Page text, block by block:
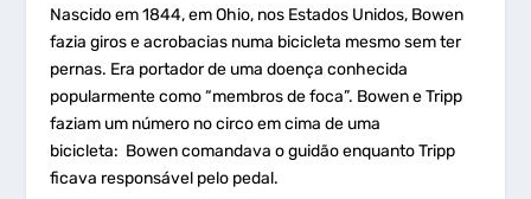
Nascido em 1844, em Ohio, nos Estados Unidos, Bowen
fazia giros e acrobacias numa bicicleta mesmo sem ter
pernas. Era portador de uma doença conhecida
popularmente como “membros de foca”. Bowen e Tripp
faziam um número no circo em cima de uma
bicicleta: Bowen comandava o guidão enquanto Tripp
ficava responsável pelo pedal.